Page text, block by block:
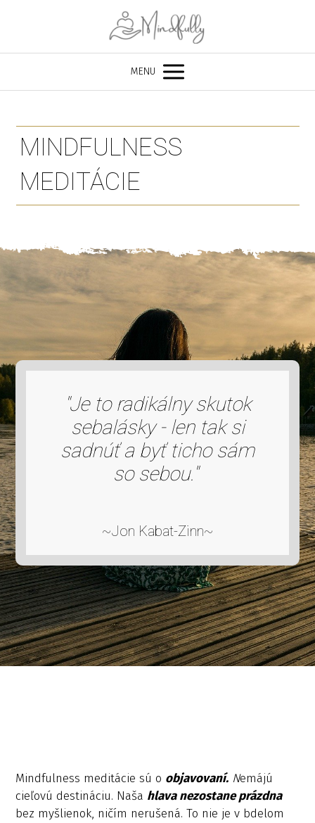
MENU
MINDFULNESS
MEDITÁCIE
"Je to radikálny skutok
sebalásky - len tak si
sadnúť a byť ticho sám
so sebou."
~Jon Kabat-Zinn~
Mindfulness meditácie sú o objavovaní. Nemájú
cieľovú destináciu. Naša hlava nezostane prázdna
bez myšlienok, ničím nerušená. To nie je v bdelom